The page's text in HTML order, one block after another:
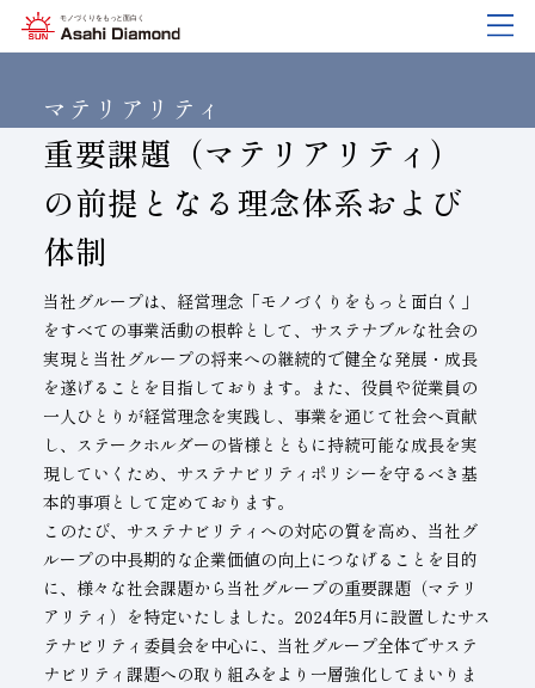
企業情報
企業情報
旭ダイヤについて
ご挨拶
沿⾰
活動拠点
ダイヤの輪
会社概要
役員紹介
子会社
経営理念
事業紹介
製品紹介
製品紹介
業種から探す
工具の種類から探す
加工方法から探す
ワークから探す
製品検索
技術情報
技術情報
ダイヤモンド工具・
教えて！研削工具
トラブルシューティング
ご使用上の注意
各製品の安全な取扱いについて
研究開発
研究開発
研究開発について
対外発表一覧
イノベーションストーリー
サステナビリティ
サステナビリティ
サステナビリティポリシー
コーポレート・ガバナンス
マテリアリティ
リスクマネジメント（BCM）
品質への取り組み
環境への取り組み
人材育成
サステナビリティブックレット
IR情報
IR情報
IR資料室
株式に関する諸手続き
財務ハイライト
メッセージ
IRカレンダー
ディスクロージャーポリシー
マテリアリティ
重要課題（マテリアリティ）
の前提となる理念体系および
体制
当社グループは、経営理念「モノづくりをもっと面白く」
をすべての事業活動の根幹として、サステナブルな社会の
実現と当社グループの将来への継続的で健全な発展・成長
を遂げることを目指しております。また、役員や従業員の
一人ひとりが経営理念を実践し、事業を通じて社会へ貢献
し、ステークホルダーの皆様とともに持続可能な成長を実
現していくため、サステナビリティポリシーを守るべき基
本的事項として定めております。
このたび、サステナビリティへの対応の質を高め、当社グ
ループの中長期的な企業価値の向上につなげることを目的
に、様々な社会課題から当社グループの重要課題（マテリ
アリティ）を特定いたしました。2024年5月に設置したサス
テナビリティ委員会を中心に、当社グループ全体でサステ
ナビリティ課題への取り組みをより一層強化してまいりま